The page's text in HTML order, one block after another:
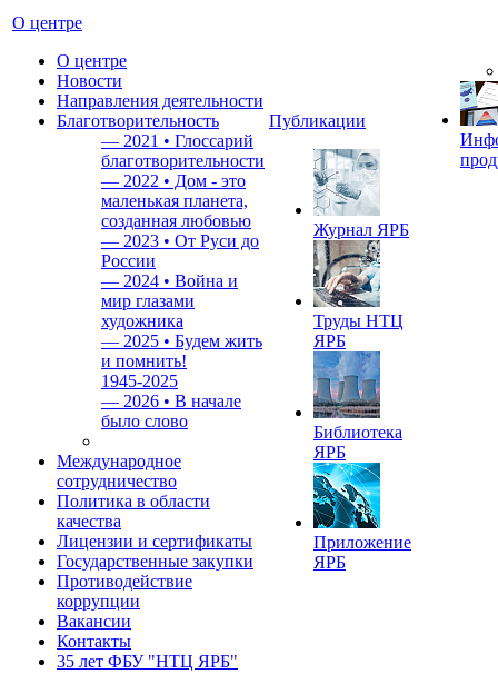
О центре
О центре
Новости
Направления деятельности
Благотворительность
— 2021 • Глоссарий
благотворительности
— 2022 • Дом - это
маленькая планета,
созданная любовью
— 2023 • От Руси до
России
— 2024 • Война и
мир глазами
художника
— 2025 • Будем жить
и помнить!
1945-2025
— 2026 • В начале
было слово
Международное
сотрудничество
Политика в области
качества
Лицензии и сертификаты
Государственные закупки
Противодействие
коррупции
Вакансии
Контакты
35 лет ФБУ "НТЦ ЯРБ"
Публикации
Журнал ЯРБ
Труды НТЦ
ЯРБ
Библиотека
ЯРБ
Приложение
ЯРБ